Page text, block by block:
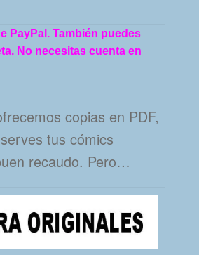
PayPal. También puedes
No necesitas cuenta en
copias en PDF,
tus cómics
recaudo. Pero…